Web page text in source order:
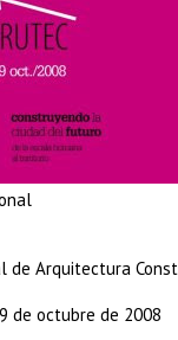
de Arquitectura
de octubre de 2008